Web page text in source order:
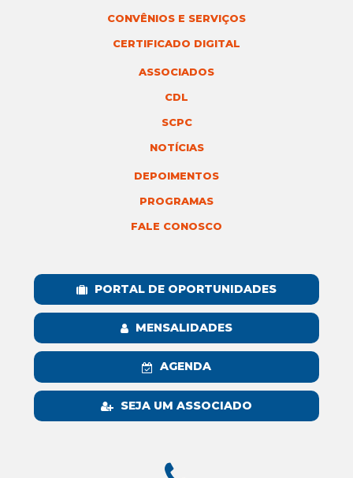
CONVÊNIOS E SERVIÇOS
CERTIFICADO DIGITAL
ASSOCIADOS
CDL
SCPC
NOTÍCIAS
DEPOIMENTOS
PROGRAMAS
FALE CONOSCO
PORTAL DE OPORTUNIDADES
MENSALIDADES
AGENDA
SEJA UM ASSOCIADO